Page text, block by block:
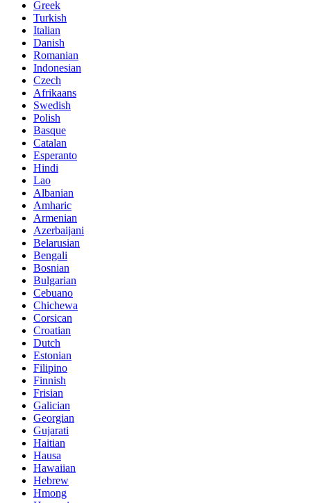
Greek
Turkish
Italian
Danish
Romanian
Indonesian
Czech
Afrikaans
Swedish
Polish
Basque
Catalan
Esperanto
Hindi
Lao
Albanian
Amharic
Armenian
Azerbaijani
Belarusian
Bengali
Bosnian
Bulgarian
Cebuano
Chichewa
Corsican
Croatian
Dutch
Estonian
Filipino
Finnish
Frisian
Galician
Georgian
Gujarati
Haitian
Hausa
Hawaiian
Hebrew
Hmong